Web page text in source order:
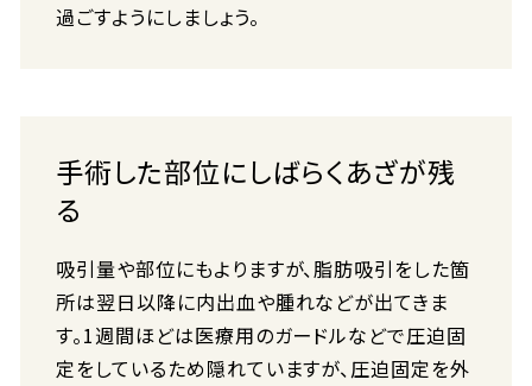
過ごすようにしましょう。
手術した部位にしばらくあざが残
る
吸引量や部位にもよりますが、脂肪吸引をした箇
所は翌日以降に内出血や腫れなどが出てきま
す。1週間ほどは医療用のガードルなどで圧迫固
定をしているため隠れていますが、圧迫固定を外